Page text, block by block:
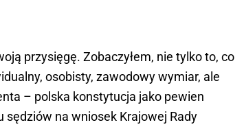
przysięgę. Zobaczyłem, nie tylko to, co
osobisty, zawodowy wymiar, ale
– polska konstytucja jako pewien
sędziów na wniosek Krajowej Rady